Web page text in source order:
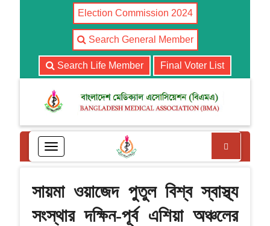
Election Commission 2024
Search General Member
Search Life Member Final Voter List
T
o
l
n
সায়মা ওয়াজেদ পুতুল বিশ্ব স্বাস্থ্য
সংস্থার দক্ষিন-পূর্ব এশিয়া অঞ্চলের